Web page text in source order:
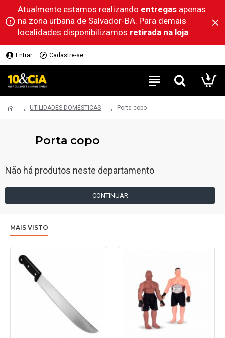
Atualmente estamos realizando entregas apenas
na zona urbana de Salvador-BA. Para demais
localidades disponibilizamos retirada na loja.
Entrar Cadastre-se
UTILIDADES DOMÉSTICAS Porta copo
Porta copo
Não há produtos neste departamento
CONTINUAR
MAIS VISTO